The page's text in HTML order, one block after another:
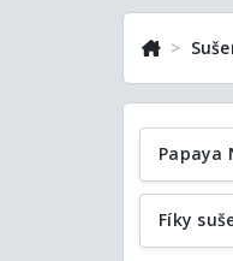
Papaya
Fíky